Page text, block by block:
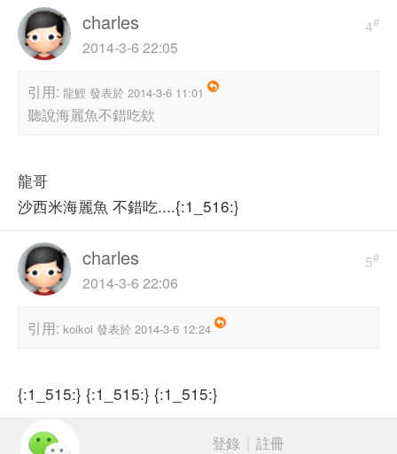
4#
charles
2014-3-6 22:05
引用: 龍鯉 發表於 2014-3-6 11:01
聽說海麗魚不錯吃欸
龍哥
沙西米海麗魚 不錯吃....{:1_516:}
5#
charles
2014-3-6 22:06
引用: koikoi 發表於 2014-3-6 12:24
{:1_515:} {:1_515:} {:1_515:}
登錄 註冊